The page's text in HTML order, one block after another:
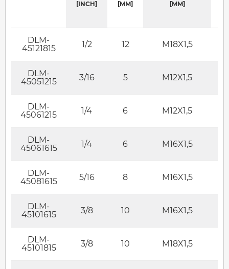
[INCH] [MM] [MM]
DLM-
45121815
1/2 12 M18X1,5
DLM-
45051215
3/16 5 M12X1,5
DLM-
45061215
1/4 6 M12X1,5
DLM-
45061615
1/4 6 M16X1,5
DLM-
45081615
5/16 8 M16X1,5
DLM-
45101615
3/8 10 M16X1,5
DLM-
45101815
3/8 10 M18X1,5